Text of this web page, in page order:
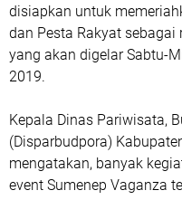
disiapkan untuk
dan Pesta Rakyat
yang akan digelar Sabtu-
2019.
Kepala Dinas Pariwisata,
(Disparbudpora)
mengatakan, banyak
event Sumenep Vaganza